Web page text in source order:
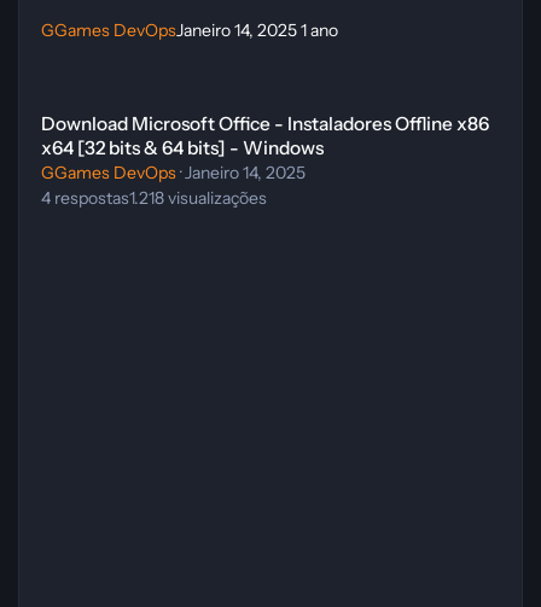
GGames DevOpsJaneiro 14, 20251 ano
Download Microsoft Office - Instaladores Offline x86
x64 [32 bits & 64 bits] - Windows
GGames DevOps·Janeiro 14, 2025
4 respostas1.218visualizações